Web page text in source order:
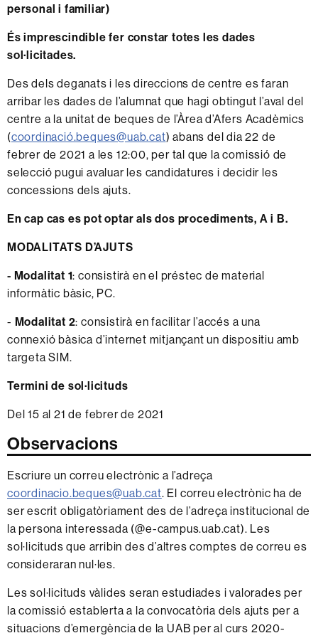
personal i familiar)
És imprescindible fer constar totes les dades
sol·licitades.
Des dels deganats i les direccions de centre es faran
arribar les dades de l’alumnat que hagi obtingut l’aval del
centre a la unitat de beques de l’Àrea d’Afers Acadèmics
(coordinació.beques@uab.cat) abans del dia 22 de
febrer de 2021 a les 12:00, per tal que la comissió de
selecció pugui avaluar les candidatures i decidir les
concessions dels ajuts.
En cap cas es pot optar als dos procediments, A i B.
MODALITATS D’AJUTS
- Modalitat 1: consistirà en el préstec de material
informàtic bàsic, PC.
- Modalitat 2: consistirà en facilitar l’accés a una
connexió bàsica d’internet mitjançant un dispositiu amb
targeta SIM.
Termini de sol·licituds
Del 15 al 21 de febrer de 2021
Observacions
Escriure un correu electrònic a l’adreça
coordinacio.beques@uab.cat. El correu electrònic ha de
ser escrit obligatòriament des de l’adreça institucional de
la persona interessada (@e-campus.uab.cat). Les
sol·licituds que arribin des d’altres comptes de correu es
consideraran nul·les.
Les sol·licituds vàlides seran estudiades i valorades per
la comissió establerta a la convocatòria dels ajuts per a
situacions d’emergència de la UAB per al curs 2020-